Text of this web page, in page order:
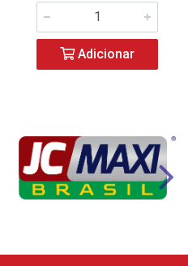
Adicionar